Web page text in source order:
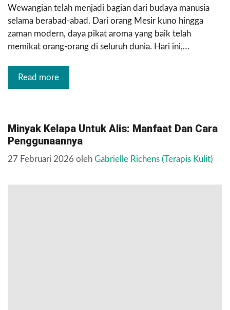
Wewangian telah menjadi bagian dari budaya manusia
selama berabad-abad. Dari orang Mesir kuno hingga
zaman modern, daya pikat aroma yang baik telah
memikat orang-orang di seluruh dunia. Hari ini,…
Read more
Minyak Kelapa Untuk Alis: Manfaat Dan Cara
Penggunaannya
27 Februari 2026 oleh Gabrielle Richens (Terapis Kulit)